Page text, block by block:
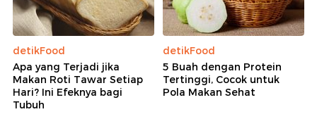
detikFood
Apa yang Terjadi jika
Makan Roti Tawar Setiap
Hari? Ini Efeknya bagi
Tubuh
detikFood
5 Buah dengan Protein
Tertinggi, Cocok untuk
Pola Makan Sehat